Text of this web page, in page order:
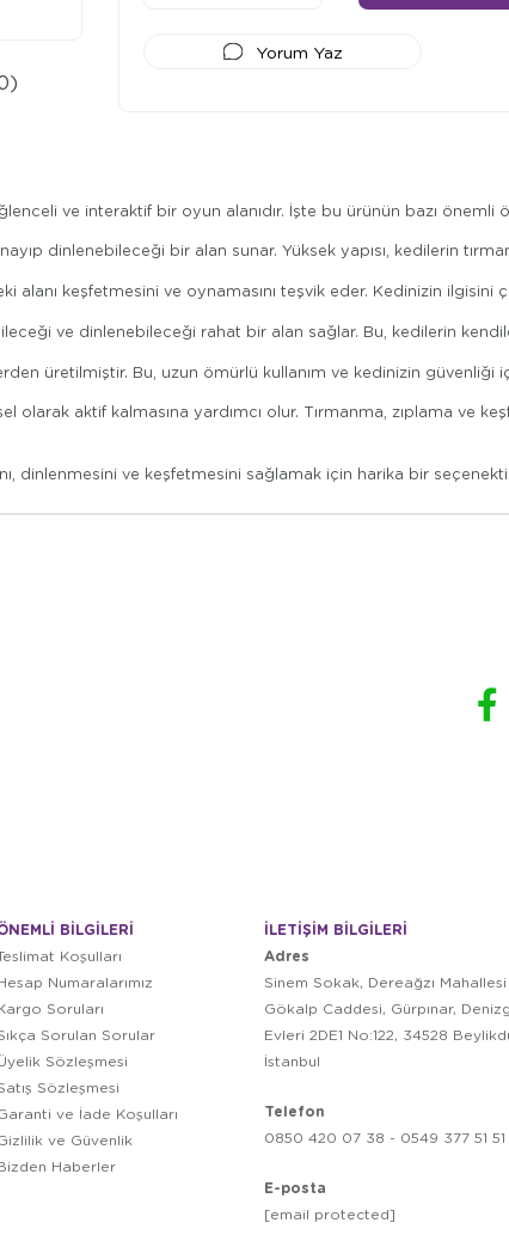
Yorum Yaz
ve interaktif bir oyun alanıdır. İşte bu ürünün bazı önemli
dinlenebileceği bir alan sunar. Yüksek yapısı, kedilerin
alanı keşfetmesini ve oynamasını teşvik eder. Kedinizin
ve dinlenebileceği rahat bir alan sağlar. Bu, kedilerin
üretilmiştir. Bu, uzun ömürlü kullanım ve kedinizin güvenliği
olarak aktif kalmasına yardımcı olur. Tırmanma, zıplama ve
dinlenmesini ve keşfetmesini sağlamak için harika bir
BİLGİLERİ
Koşulları
Numaralarımız
Soruları
Sorulan Sorular
Sözleşmesi
Sözleşmesi
ve İade Koşulları
ve Güvenlik
Haberler
İLETİŞİM BİLGİLERİ
Adres
Sinem Sokak, Dereağzı
Gökalp Caddesi, Gürpınar,
Evleri 2DE1 No:122, 34528
İstanbul
Telefon
0850 420 07 38 - 0549 377 51 51
E-posta
[email protected]